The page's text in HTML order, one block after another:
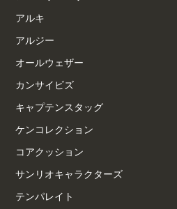
アルキ
アルジー
オールウェザー
カンサイビズ
キャプテンスタッグ
ケンコレクション
コアクッション
サンリオキャラクターズ
テンパレイト